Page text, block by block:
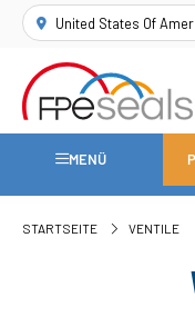
United States Of
MENÜ
STARTSEITE VENTILE